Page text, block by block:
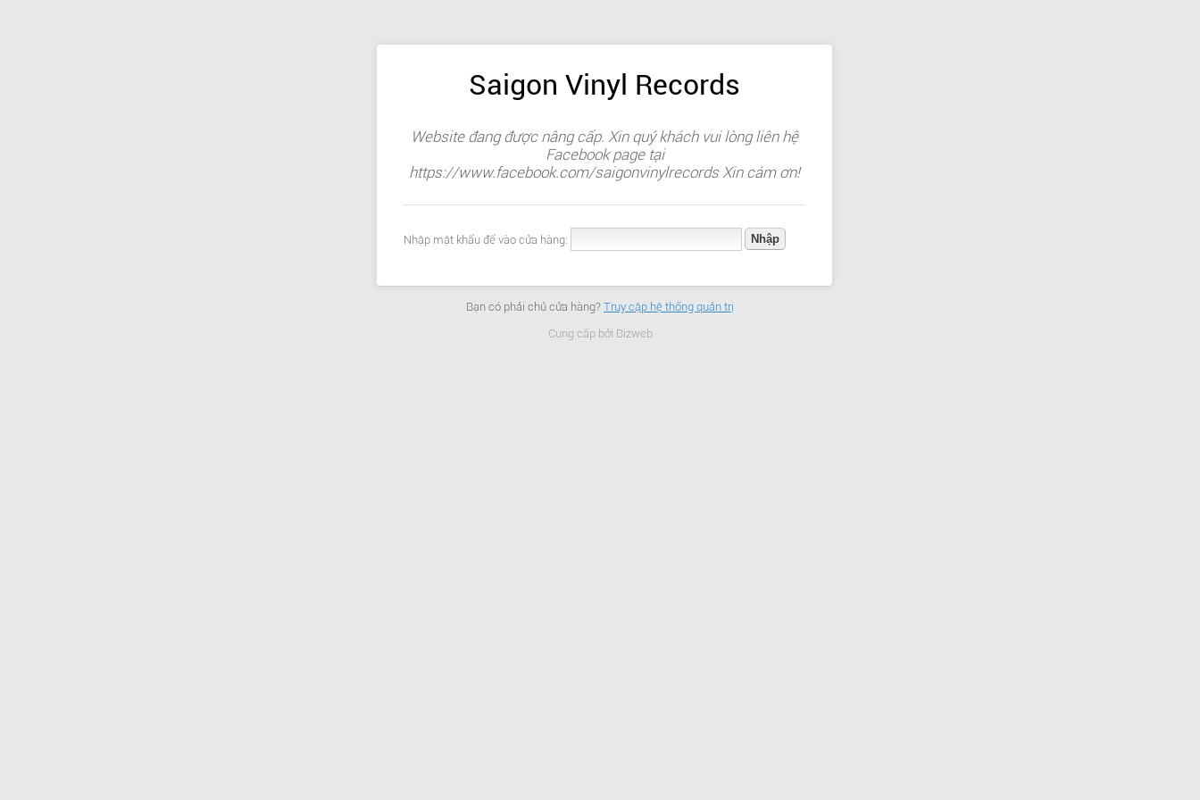
Saigon Vinyl Records
Website đang được nâng cấp. Xin quý khách vui lòng liên hệ
Facebook page tại
https://www.facebook.com/saigonvinylrecords Xin cám ơn!
Nhập mật khẩu để vào cửa hàng:
Bạn có phải chủ cửa hàng? Truy cập hệ thống quản trị
Cung cấp bởi Bizweb